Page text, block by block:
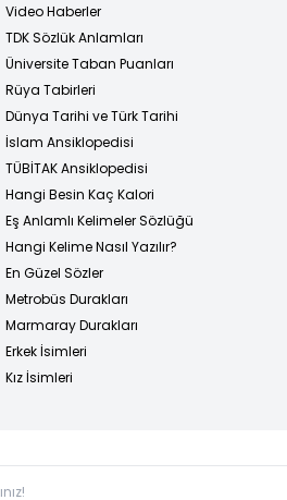
Video Haberler
TDK Sözlük Anlamları
Üniversite Taban Puanları
Rüya Tabirleri
Dünya Tarihi ve Türk Tarihi
İslam Ansiklopedisi
TÜBİTAK Ansiklopedisi
Hangi Besin Kaç Kalori
Eş Anlamlı Kelimeler Sözlüğü
Hangi Kelime Nasıl Yazılır?
En Güzel Sözler
Metrobüs Durakları
Marmaray Durakları
Erkek İsimleri
Kız İsimleri